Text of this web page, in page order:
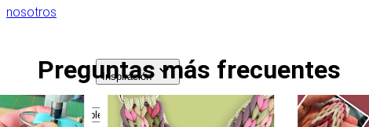
Inspiración
nosotros
Preguntas más frecuentes